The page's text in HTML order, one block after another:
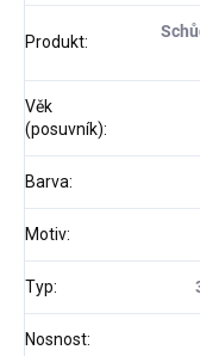
Produkt:
Věk
(posuvník):
Barva:
Motiv:
Typ:
Nosnost: